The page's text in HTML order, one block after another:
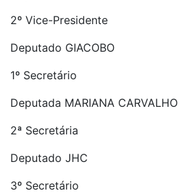
2º Vice-Presidente
Deputado GIACOBO
1º Secretário
Deputada MARIANA CARVALHO
2ª Secretária
Deputado JHC
3º Secretário